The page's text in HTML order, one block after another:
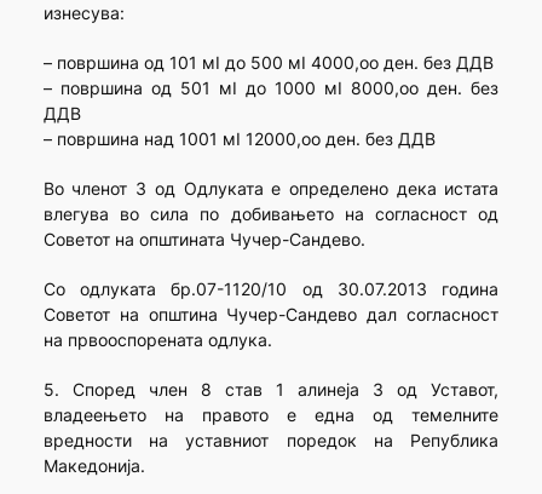
изнесува:
– површина од 101 мІ до 500 мІ 4000,оо ден. без ДДВ
– површина од 501 мІ до 1000 мІ 8000,оо ден. без
ДДВ
– површина над 1001 мІ 12000,оо ден. без ДДВ
Во членот 3 од Одлуката е определено дека истата
влегува во сила по добивањето на согласност од
Советот на општината Чучер-Сандево.
Со одлуката бр.07-1120/10 од 30.07.2013 година
Советот на општина Чучер-Сандево дал согласност
на првооспорената одлука.
5. Според член 8 став 1 алинеја 3 од Уставот,
владеењето на правото е една од темелните
вредности на уставниот поредок на Република
Македонија.